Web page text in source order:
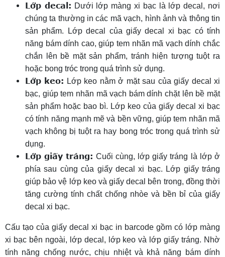
Lớp decal: Dưới lớp màng xi bạc là lớp decal, nơi
chúng ta thường in các mã vạch, hình ảnh và thông tin
sản phẩm. Lớp decal của giấy decal xi bạc có tính
năng bám dính cao, giúp tem nhãn mã vạch dính chắc
chắn lên bề mặt sản phẩm, tránh hiện tượng tuột ra
hoặc bong tróc trong quá trình sử dụng.
Lớp keo: Lớp keo nằm ở mặt sau của giấy decal xi
bạc, giúp tem nhãn mã vạch bám dính chặt lên bề mặt
sản phẩm hoặc bao bì. Lớp keo của giấy decal xi bạc
có tính năng mạnh mẽ và bền vững, giúp tem nhãn mã
vạch không bị tuột ra hay bong tróc trong quá trình sử
dụng.
Lớp giấy tráng: Cuối cùng, lớp giấy tráng là lớp ở
phía sau cùng của giấy decal xi bạc. Lớp giấy tráng
giúp bảo vệ lớp keo và giấy decal bên trong, đồng thời
tăng cường tính chất chống nhòe và bền bỉ của giấy
decal xi bạc.
Cấu tạo của giấy decal xi bạc in barcode gồm có lớp màng
xi bạc bên ngoài, lớp decal, lớp keo và lớp giấy tráng. Nhờ
tính năng chống nước, chịu nhiệt và khả năng bám dính